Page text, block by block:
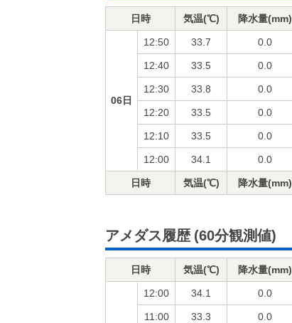
日時 気温(℃) 降水量(mm)
06日
12:50 33.7 0.0
12:40 33.5 0.0
12:30 33.8 0.0
12:20 33.5 0.0
12:10 33.5 0.0
12:00 34.1 0.0
日時 気温(℃) 降水量(mm)
アメダス履歴 (60分観測値)
日時 気温(℃) 降水量(mm)
12:00 34.1 0.0
11:00 33.3 0.0